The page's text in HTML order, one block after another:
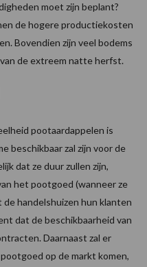
moet zijn beplant?
de hogere productiekosten
Bovendien zijn veel bodems
de extreem natte herfst.
pootaardappelen is
beschikbaar zal zijn voor de
dat ze duur zullen zijn,
het pootgoed (wanneer ze
de handelshuizen hun klanten
dat de beschikbaarheid van
Daarnaast zal er
op de markt komen,